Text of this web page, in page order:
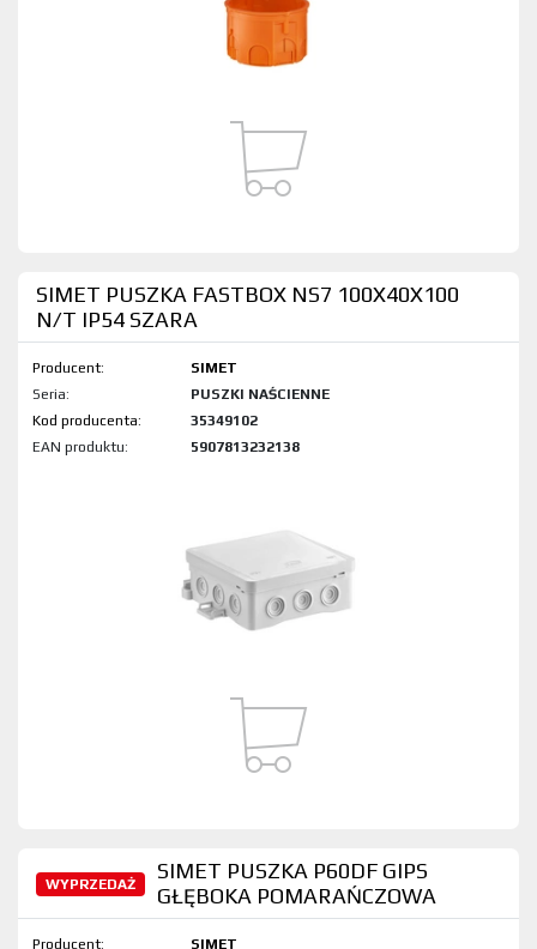
SIMET PUSZKA FASTBOX NS7 100X40X100
N/T IP54 SZARA
Producent:
SIMET
Seria:
PUSZKI NAŚCIENNE
Kod produktu:
35349102
EAN produktu:
5907813232138
WYPRZEDAŻ
SIMET PUSZKA P60DF GIPS
GŁĘBOKA POMARAŃCZOWA
Producent:
SIMET